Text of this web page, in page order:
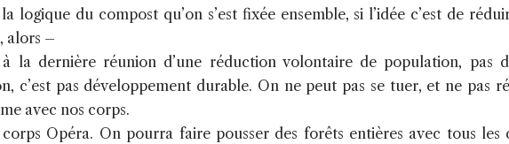
logique du compost qu’on s’est fixée ensemble, si l’idée c’est de
alors –
la dernière réunion d’une réduction volontaire de population, pas
c’est pas développement durable. On ne peut pas se tuer, et ne pas
avec nos corps.
Opéra. On pourra faire pousser des forêts entières avec tous les